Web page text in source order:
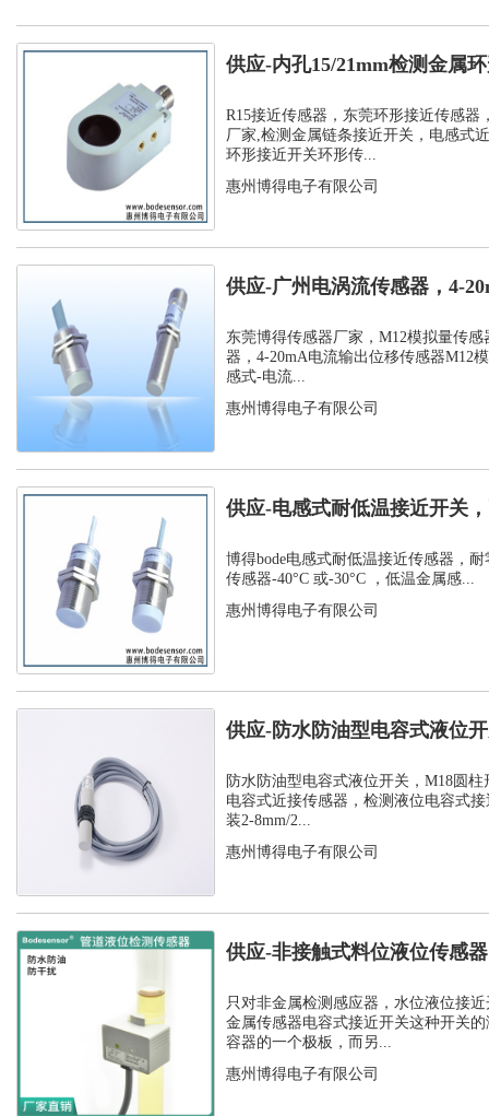
供应-内孔15/21mm检测金属
孔环...
R15接近传感器，东莞环形接近传感器
厂家,检测金属链条接近开关，电感式
环形接近开关环形传...
惠州博得电子有限公司
供应-广州电涡流传感器，4-
位移传...
东莞博得传感器厂家，M12模拟量传
器，4-20mA电流输出位移传感器M12
感式-电流...
惠州博得电子有限公司
供应-电感式耐低温接近开关
温接近传...
博得bode电感式耐低温接近传感器，
传感器-40°C 或-30°C ，低温金属感...
惠州博得电子有限公司
供应-防水防油型电容式液位
C1PF- M...
防水防油型电容式液位开关，M18圆柱
电容式近接传感器，检测液位电容式
装2-8mm/2...
惠州博得电子有限公司
供应-非接触式料位液位传感
开关
只对非金属检测感应器，水位液位接
金属传感器电容式接近开关这种开关
容器的一个极板，而另...
惠州博得电子有限公司